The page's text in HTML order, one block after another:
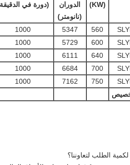
(KW)
الدوران
(نانومتر)
(دورة في
560
5347
1000
600
5729
1000
640
6111
1000
700
6684
1000
750
7162
1000
الطلب لتعاوننا؟